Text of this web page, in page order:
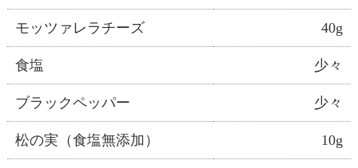
モッツァレラチーズ 40g
食塩 少々
ブラックペッパー 少々
松の実（食塩無添加） 10g